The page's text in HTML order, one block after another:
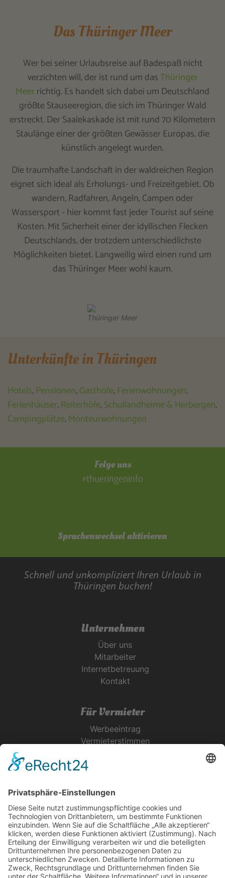
Das Thüringer Meer
Wer bei seiner Urlaubsreise auf Badespaß nicht
verzichten will, der ist rund um dasThüringer
Meerrichtig. Es handelt sich dabei um Deutschland
größte Stauseeregion, die sich im Thüringer Wald
erstreckt. Der Saalekaskade ist mit rund 70 Kilometern
Staulänge einer der größten Gewässer Europas, die
künstlich angelegt wurden.
Die traumhafte Landschaft in der waldreichen Region
eignet sich ideal als Erholungs- und Freizeitgebiet. Ob
wandern, Radfahren, Angeln, Campen oder
Wassersport - hier kommt fast jeder Tourist auf seine
Kosten. Mit Sicherheit einer der idyllischen Flecken
Deutschlands, der trotzdem unterschiedlichste
Möglichkeiten bietet. Langweilig wird einen rund um
das Thüringer Meer wohl kaum.
Thüringer Meer
Unterkünfte in Thüringen
Hotels, Pensionen,Gasthöfe, Ferienwohnungen,
Ferienhäuser, Reiterhöfe,Schullandheime & Herbergen,
Campingplätze, Monteurwohnungen
Folge uns
#thueringeninfo
Sprachenwechsel aktivieren
Schnell und unkompliziert Ihren Urlaub in
Thüringen buchen!
Unternehmen
Über uns
Mitarbeiter
Internetbetreuung
Kontakt
Für Vermieter
Werbeeintrag
Vermieterstimmen
Urlaubsservice
Bücher, Karten & CD's
Ihre Anreise
Wetter
Links